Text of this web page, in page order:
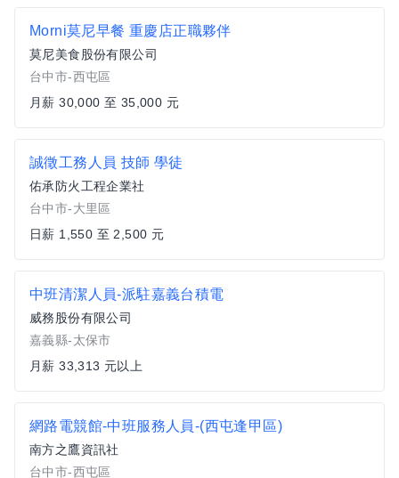
Morni莫尼早餐 重慶店正職夥伴
莫尼美食股份有限公司
台中市-西屯區
月薪 30,000 至 35,000 元
誠徵工務人員 技師 學徒
佑承防火工程企業社
台中市-大里區
日薪 1,550 至 2,500 元
中班清潔人員-派駐嘉義台積電
威務股份有限公司
嘉義縣-太保市
月薪 33,313 元以上
網路電競館-中班服務人員-(西屯逢甲區)
南方之鷹資訊社
台中市-西屯區